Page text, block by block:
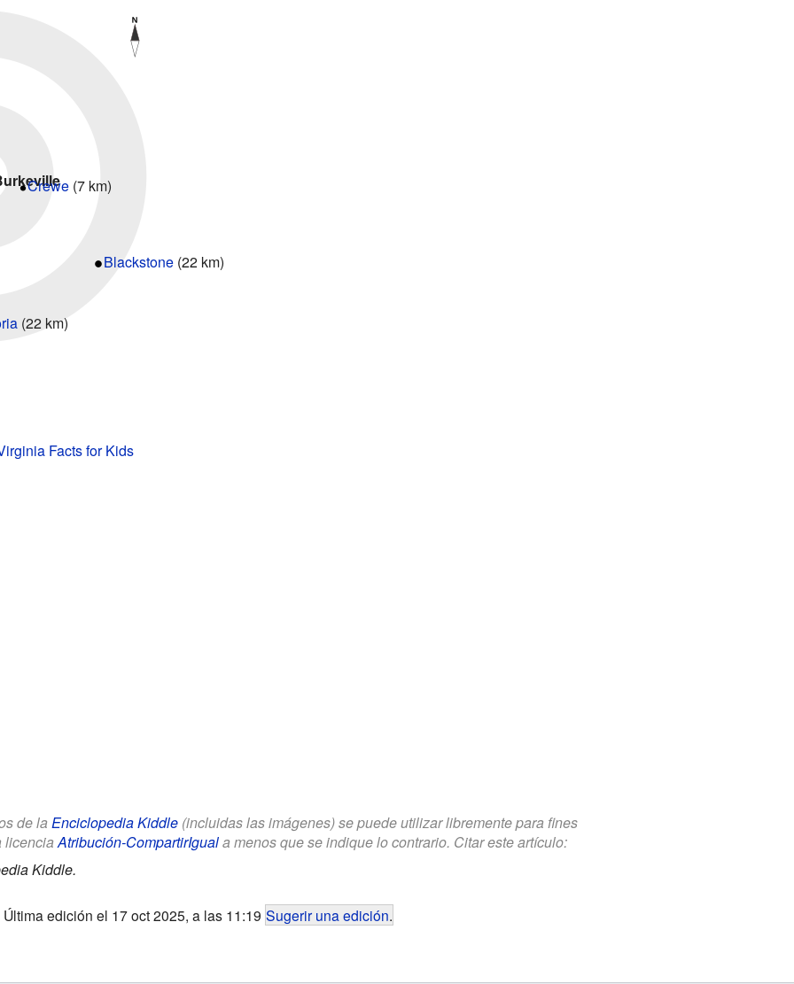
Blackstone(22 km)
Crewe(7 km)
(22 km)
Facts for Kids
de la Enciclopedia Kiddle(incluidas las imágenes) se puede utilizar libremente para fines
licencia Atribución-CompartirIguala menos que se indique lo contrario. Citar este artículo:
Kiddle.
Última edición el 17 oct 2025, a las 11:19 Sugerir una edición.